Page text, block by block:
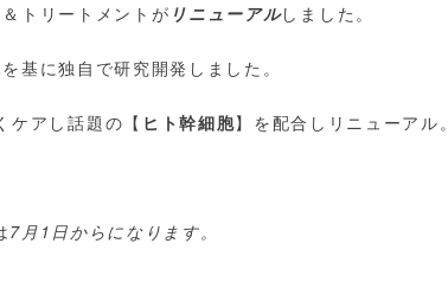
トリートメントが リニューアルしました。
基に独自で研究開発しました。
ケアし話題の【 ヒト幹細胞】を配合しリニューアル。
7月1 日からになります。